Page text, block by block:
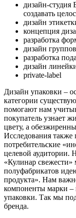
дизайн-студия
создавать
дизайн
концепция
разработка
дизайн
разработка
дизайн
private-label
Дизайн упаковки –
категории
помогают нам
покупатель узнает
цвету, а
Исследования также
потребительские
целевой аудитории.
«Кулинар
полуфабрикатов
продукта». Нам
компоненты марки –
упаковки. Так мы
бренда.